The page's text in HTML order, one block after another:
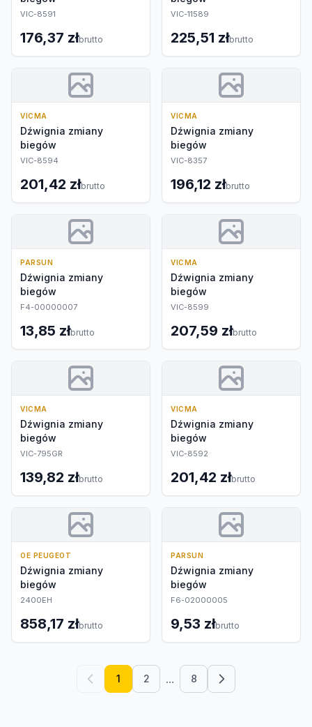
VIC-8591
176,37 złbrutto
VIC-11589
225,51 złbrutto
VICMA
Dźwignia zmiany
biegów
VIC-8594
201,42 złbrutto
VICMA
Dźwignia zmiany
biegów
VIC-8357
196,12 złbrutto
PARSUN
Dźwignia zmiany
biegów
F4-00000007
13,85 złbrutto
VICMA
Dźwignia zmiany
biegów
VIC-8599
207,59 złbrutto
VICMA
Dźwignia zmiany
biegów
VIC-795GR
139,82 złbrutto
VICMA
Dźwignia zmiany
biegów
VIC-8592
201,42 złbrutto
OE PEUGEOT
Dźwignia zmiany
biegów
2400EH
858,17 złbrutto
PARSUN
Dźwignia zmiany
biegów
F6-02000005
9,53 złbrutto
1 2 ... 8